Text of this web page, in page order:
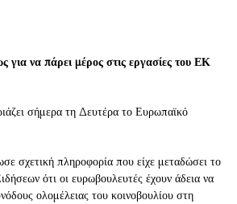
να πάρει μέρος στις εργασίες του ΕΚ
σήμερα τη Δευτέρα το Ευρωπαϊκό
σχετική πληροφορία που είχε μεταδώσει το
ότι οι ευρωβουλευτές έχουν άδεια να
ολομέλειας του κοινοβουλίου στη